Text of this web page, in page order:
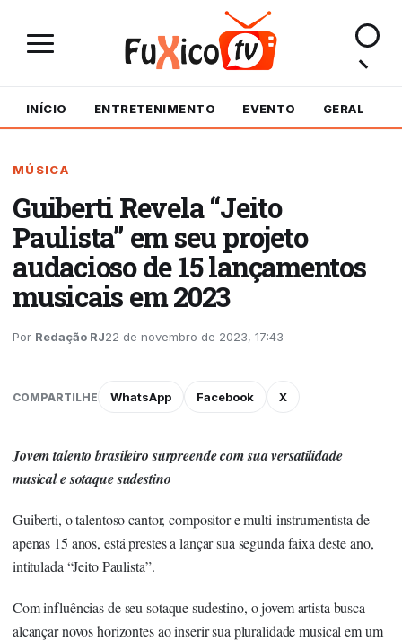
INÍCIO ENTRETENIMENTO EVENTO GERAL
MÚSICA
Guiberti Revela “Jeito
Paulista” em seu projeto
audacioso de 15 lançamentos
musicais em 2023
Por Redação RJ22 de novembro de 2023, 17:43
COMPARTILHE WhatsApp Facebook X
Jovem talento brasileiro surpreende com sua versatilidade
musical e sotaque sudestino
Guiberti, o talentoso cantor, compositor e multi-instrumentista de
apenas 15 anos, está prestes a lançar sua segunda faixa deste ano,
intitulada “Jeito Paulista”.
Com influências de seu sotaque sudestino, o jovem artista busca
alcançar novos horizontes ao inserir sua pluralidade musical em um